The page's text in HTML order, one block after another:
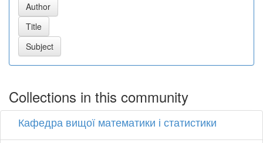
Collections in this community
Кафедра вищої математики і статистики